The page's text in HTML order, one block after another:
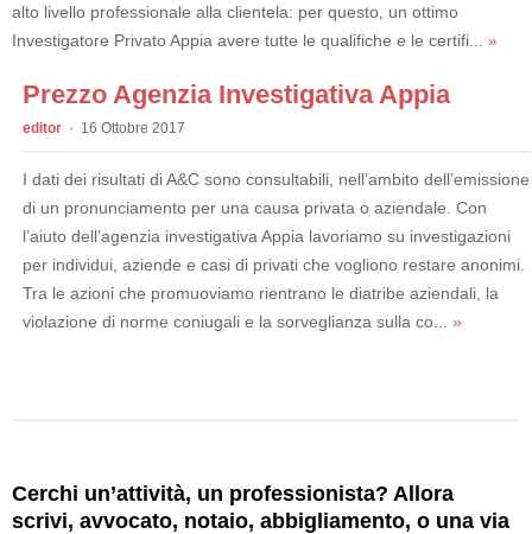
alto livello professionale alla clientela: per questo, un ottimo
Investigatore Privato Appia avere tutte le qualifiche e le certifi... »
Prezzo Agenzia Investigativa Appia
editor 16 Ottobre 2017
I dati dei risultati di A&C sono consultabili, nell’ambito dell’emissione
di un pronunciamento per una causa privata o aziendale. Con
l’aiuto dell’agenzia investigativa Appia lavoriamo su investigazioni
per individui, aziende e casi di privati che vogliono restare anonimi.
Tra le azioni che promuoviamo rientrano le diatribe aziendali, la
violazione di norme coniugali e la sorveglianza sulla co... »
Cerchi un’attività, un professionista? Allora
scrivi, avvocato, notaio, abbigliamento, o una via